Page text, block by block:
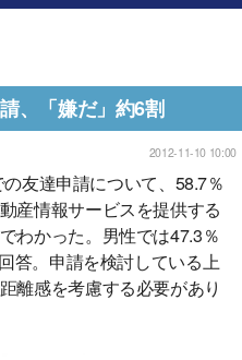
、「嫌だ」約6割
2012-11-10 10:00
友達申請について、58.7％
産情報サービスを提供する
わかった。男性では47.3％
答。申請を検討している上
離感を考慮する必要があり